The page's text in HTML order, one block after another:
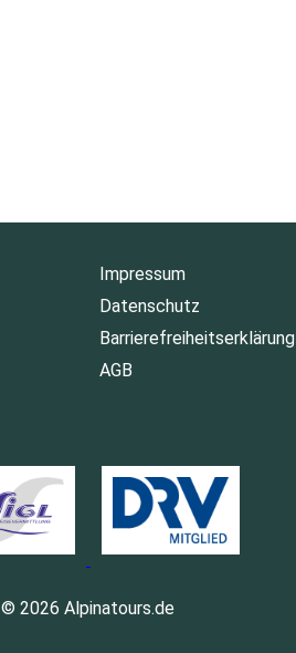
Impressum
Datenschutz
Barrierefreiheitserklärung
AGB
© 2026 Alpinatours.de